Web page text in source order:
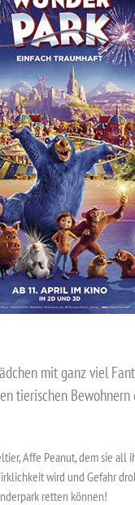
mit ganz viel
tierischen
Affe Peanut, dem sie
wird und Gefahr
retten können!